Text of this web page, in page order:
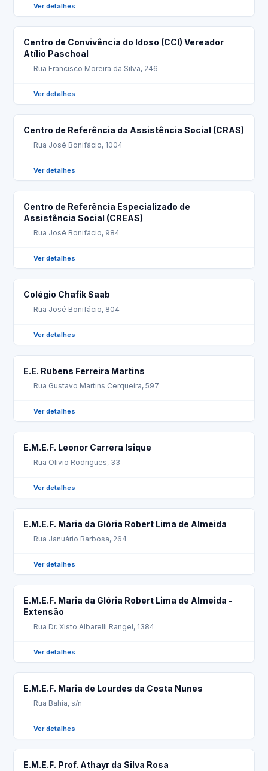
Ver detalhes
Centro de Convivência do Idoso (CCI) Vereador
Atílio Paschoal
Rua Francisco Moreira da Silva, 246
Ver detalhes
Centro de Referência da Assistência Social (CRAS)
Rua José Bonifácio, 1004
Ver detalhes
Centro de Referência Especializado de
Assistência Social (CREAS)
Rua José Bonifácio, 984
Ver detalhes
Colégio Chafik Saab
Rua José Bonifácio, 804
Ver detalhes
E.E. Rubens Ferreira Martins
Rua Gustavo Martins Cerqueira, 597
Ver detalhes
E.M.E.F. Leonor Carrera Isique
Rua Olivio Rodrigues, 33
Ver detalhes
E.M.E.F. Maria da Glória Robert Lima de Almeida
Rua Januário Barbosa, 264
Ver detalhes
E.M.E.F. Maria da Glória Robert Lima de Almeida -
Extensão
Rua Dr. Xisto Albarelli Rangel, 1384
Ver detalhes
E.M.E.F. Maria de Lourdes da Costa Nunes
Rua Bahia, s/n
Ver detalhes
E.M.E.F. Prof. Athayr da Silva Rosa